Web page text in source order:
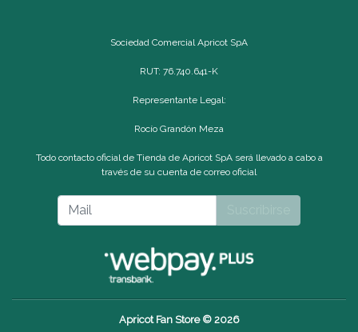
Sociedad Comercial Apricot SpA
RUT: 76.740.641-K
Representante Legal:
Rocío Grandón Meza
Todo contacto oficial de Tienda de Apricot SpA será llevado a cabo a
través de su cuenta de correo oficial
Apricot Fan Store © 2026